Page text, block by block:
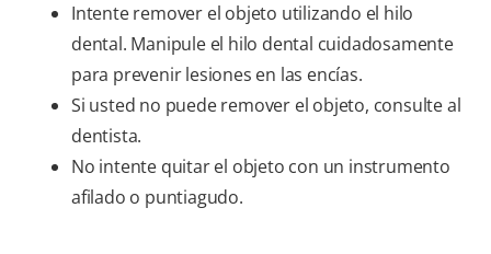
Intente remover el objeto utilizando el hilo
dental. Manipule el hilo dental cuidadosamente
para prevenir lesiones en las encías.
Si usted no puede remover el objeto, consulte al
dentista.
No intente quitar el objeto con un instrumento
afilado o puntiagudo.